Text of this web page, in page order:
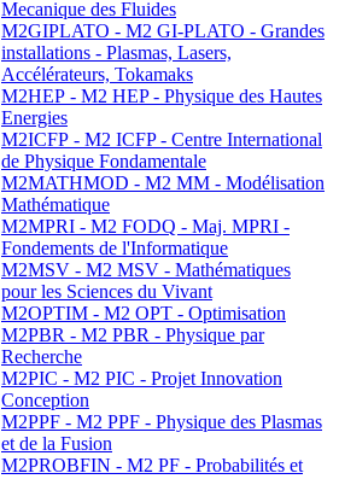
Mecanique des Fluides
M2GIPLATO - M2 GI-PLATO - Grandes
installations - Plasmas, Lasers,
Accélérateurs, Tokamaks
M2HEP - M2 HEP - Physique des Hautes
Energies
M2ICFP - M2 ICFP - Centre International
de Physique Fondamentale
M2MATHMOD - M2 MM - Modélisation
Mathématique
M2MPRI - M2 FODQ - Maj. MPRI -
Fondements de l'Informatique
M2MSV - M2 MSV - Mathématiques
pour les Sciences du Vivant
M2OPTIM - M2 OPT - Optimisation
M2PBR - M2 PBR - Physique par
Recherche
M2PIC - M2 PIC - Projet Innovation
Conception
M2PPF - M2 PPF - Physique des Plasmas
et de la Fusion
M2PROBFIN - M2 PF - Probabilités et